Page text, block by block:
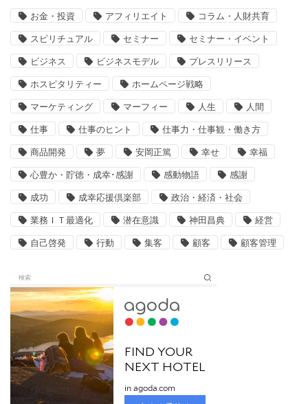
お金・投資 アフィリエイト コラム・人財共育
スピリチュアル セミナー セミナー・イベント
ビジネス ビジネスモデル プレスリリース
ホスピタリティー ホームページ戦略
マーケティング マーフィー 人生 人間
仕事 仕事のヒント 仕事力・仕事観・働き方
商品開発 夢 安岡正篤 幸せ 幸福
心豊か・貯徳・成幸･感謝 感動物語 感謝
成功 成幸応援倶楽部 政治・経済・社会
業務ＩＴ最適化 潜在意識 神田昌典 経営
自己啓発 行動 集客 顧客 顧客管理